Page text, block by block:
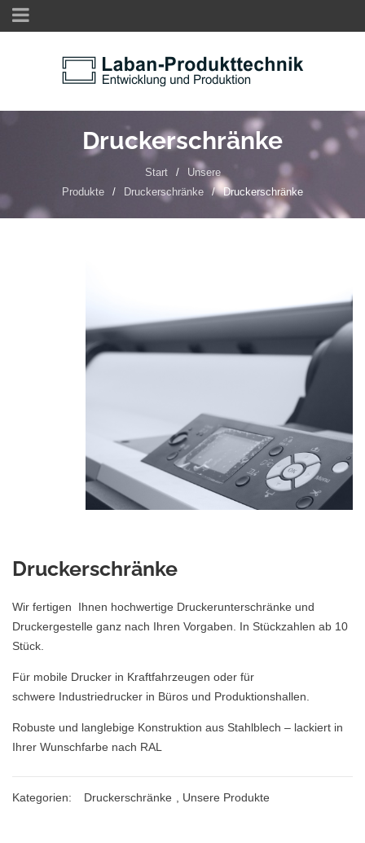
Druckerschränke
Start /
Unsere
Produkte
/ Druckerschränke / Druckerschränke
Druckerschränke
Wir fertigen Ihnen hochwertige Druckerunterschränke und
Druckergestelle ganz nach Ihren Vorgaben. In Stückzahlen ab 10
Stück.
Für mobile Drucker in Kraftfahrzeugen oder für
schwere Industriedrucker in Büros und Produktionshallen.
Robuste und langlebige Konstruktion aus Stahlblech – lackiert in
Ihrer Wunschfarbe nach RAL
Kategorien: Druckerschränke Unsere Produkte